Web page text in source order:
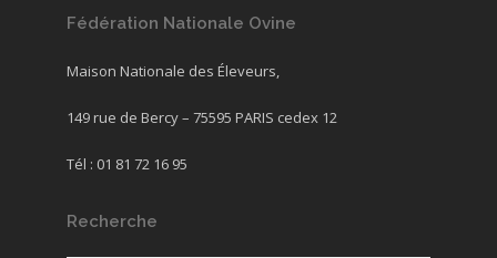
Fédération Nationale Ovine
Maison Nationale des Éleveurs,
149 rue de Bercy – 75595 PARIS cedex 12
Tél : 01 81 72 16 95
Recherche